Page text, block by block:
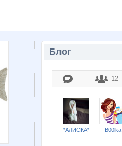
Блог
12
*АЛИСКА* B00lka